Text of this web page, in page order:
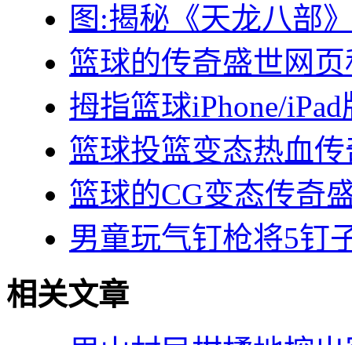
图:揭秘《天龙八部
篮球的传奇盛世网
拇指篮球iPhone/
篮球投篮变态热血
篮球的CG变态传奇
男童玩气钉枪将5钉
相关文章